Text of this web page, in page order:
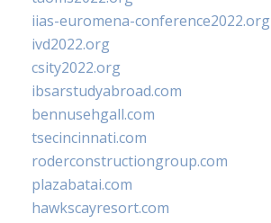
iias-euromena-conference2022.org
ivd2022.org
csity2022.org
ibsarstudyabroad.com
bennusehgall.com
tsecincinnati.com
roderconstructiongroup.com
plazabatai.com
hawkscayresort.com